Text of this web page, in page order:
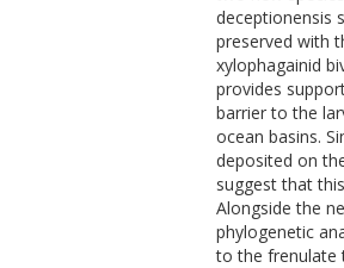
deceptionensis
preserved with
xylophagainid
provides
barrier to the
ocean basins.
deposited on
suggest that
Alongside the
phylogenetic
to the frenulate